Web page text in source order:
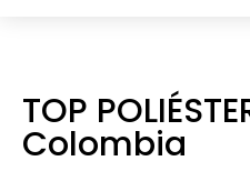
TOP
Colombia